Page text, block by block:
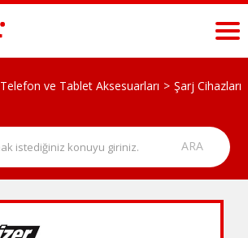
Telefon ve Tablet Aksesuarları
Şarj Cihazları